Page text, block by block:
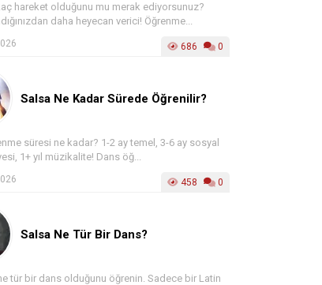
hareket olduğunu mu merak ediyorsunuz?
daha heyecan verici! Öğrenme...
686 0
Salsa Ne Kadar Sürede Öğrenilir?
süresi ne kadar? 1-2 ay temel, 3-6 ay sosyal
1+ yıl müzikalite! Dans öğ...
458 0
Salsa Ne Tür Bir Dans?
tür bir dans olduğunu öğrenin. Sadece bir Latin